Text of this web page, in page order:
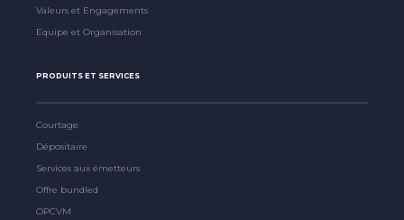
Valeurs et Engagements
Equipe et Organisation
PRODUITS ET SERVICES
Courtage
Dépositaire
Services aux émetteurs
Offre bundled
OPCVM